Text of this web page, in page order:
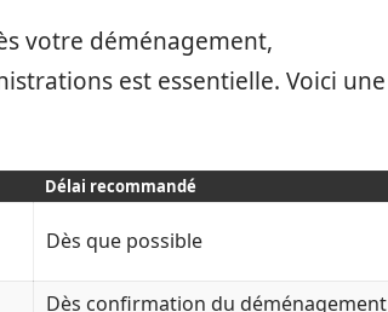
votre déménagement,
est essentielle. Voici une
Délai recommandé
Dès que possible
Dès confirmation du déménagement